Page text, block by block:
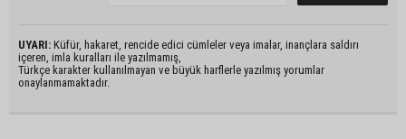
UYARI: Küfür, hakaret, rencide edici cümleler veya imalar, inançlara saldırı
içeren, imla kuralları ile yazılmamış,
Türkçe karakter kullanılmayan ve büyük harflerle yazılmış yorumlar
onaylanmamaktadır.